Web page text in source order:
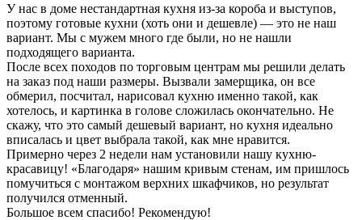
У нас в доме нестандартная кухня из-за короба и выступов,
поэтому готовые кухни (хоть они и дешевле) — это не наш
вариант. Мы с мужем много где были, но не нашли
подходящего варианта.
После всех походов по торговым центрам мы решили делать
на заказ под наши размеры. Вызвали замерщика, он все
обмерил, посчитал, нарисовал кухню именно такой, как
хотелось, и картинка в голове сложилась окончательно. Не
скажу, что это самый дешевый вариант, но кухня идеально
вписалась и цвет выбрала такой, как мне нравится.
Примерно через 2 недели нам установили нашу кухню-
красавицу! «Благодаря» нашим кривым стенам, им пришлось
помучиться с монтажом верхних шкафчиков, но результат
получился отменный.
Большое всем спасибо! Рекомендую!